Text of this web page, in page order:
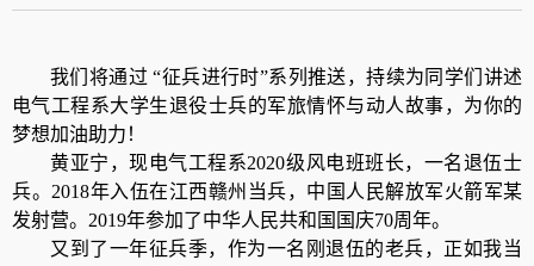
我们将通过 “征兵进行时”系列推送，持续为同学们讲述
电气工程系大学生退役士兵的军旅情怀与动人故事，为你的
梦想加油助力！
黄亚宁，现电气工程系2020级风电班班长，一名退伍士
兵。2018年入伍在江西赣州当兵，中国人民解放军火箭军某
发射营。2019年参加了中华人民共和国国庆70周年。
又到了一年征兵季，作为一名刚退伍的老兵，正如我当